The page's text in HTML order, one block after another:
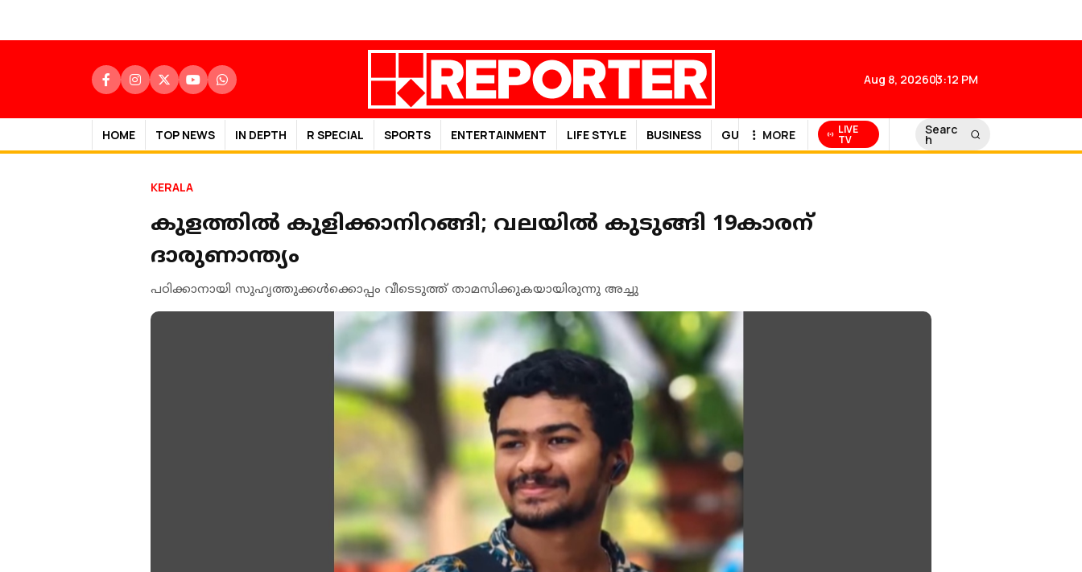
Aug 8, 202603:12 PM
HOME TOP NEWS IN DEPTH R SPECIAL SPORTS ENTERTAINMENT LIFE STYLE BUSINESS GULF NEWS
MORE LIVE
TV
Searc
h
KERALA
കുളത്തില്‍ കുളിക്കാനിറങ്ങി; വലയില്‍ കുടുങ്ങി 19കാരന്
ദാരുണാന്ത്യം
പഠിക്കാനായി സുഹൃത്തുക്കള്‍ക്കൊപ്പം വീടെടുത്ത് താമസിക്കുകയായിരുന്നു അച്ചു